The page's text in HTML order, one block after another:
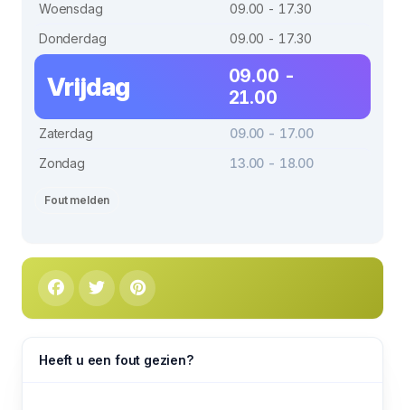
Woensdag
09.00 - 17.30
Donderdag
09.00 - 17.30
Vrijdag
09.00 -
21.00
Zaterdag
09.00 - 17.00
Zondag
13.00 - 18.00
Fout melden
Heeft u een fout gezien?